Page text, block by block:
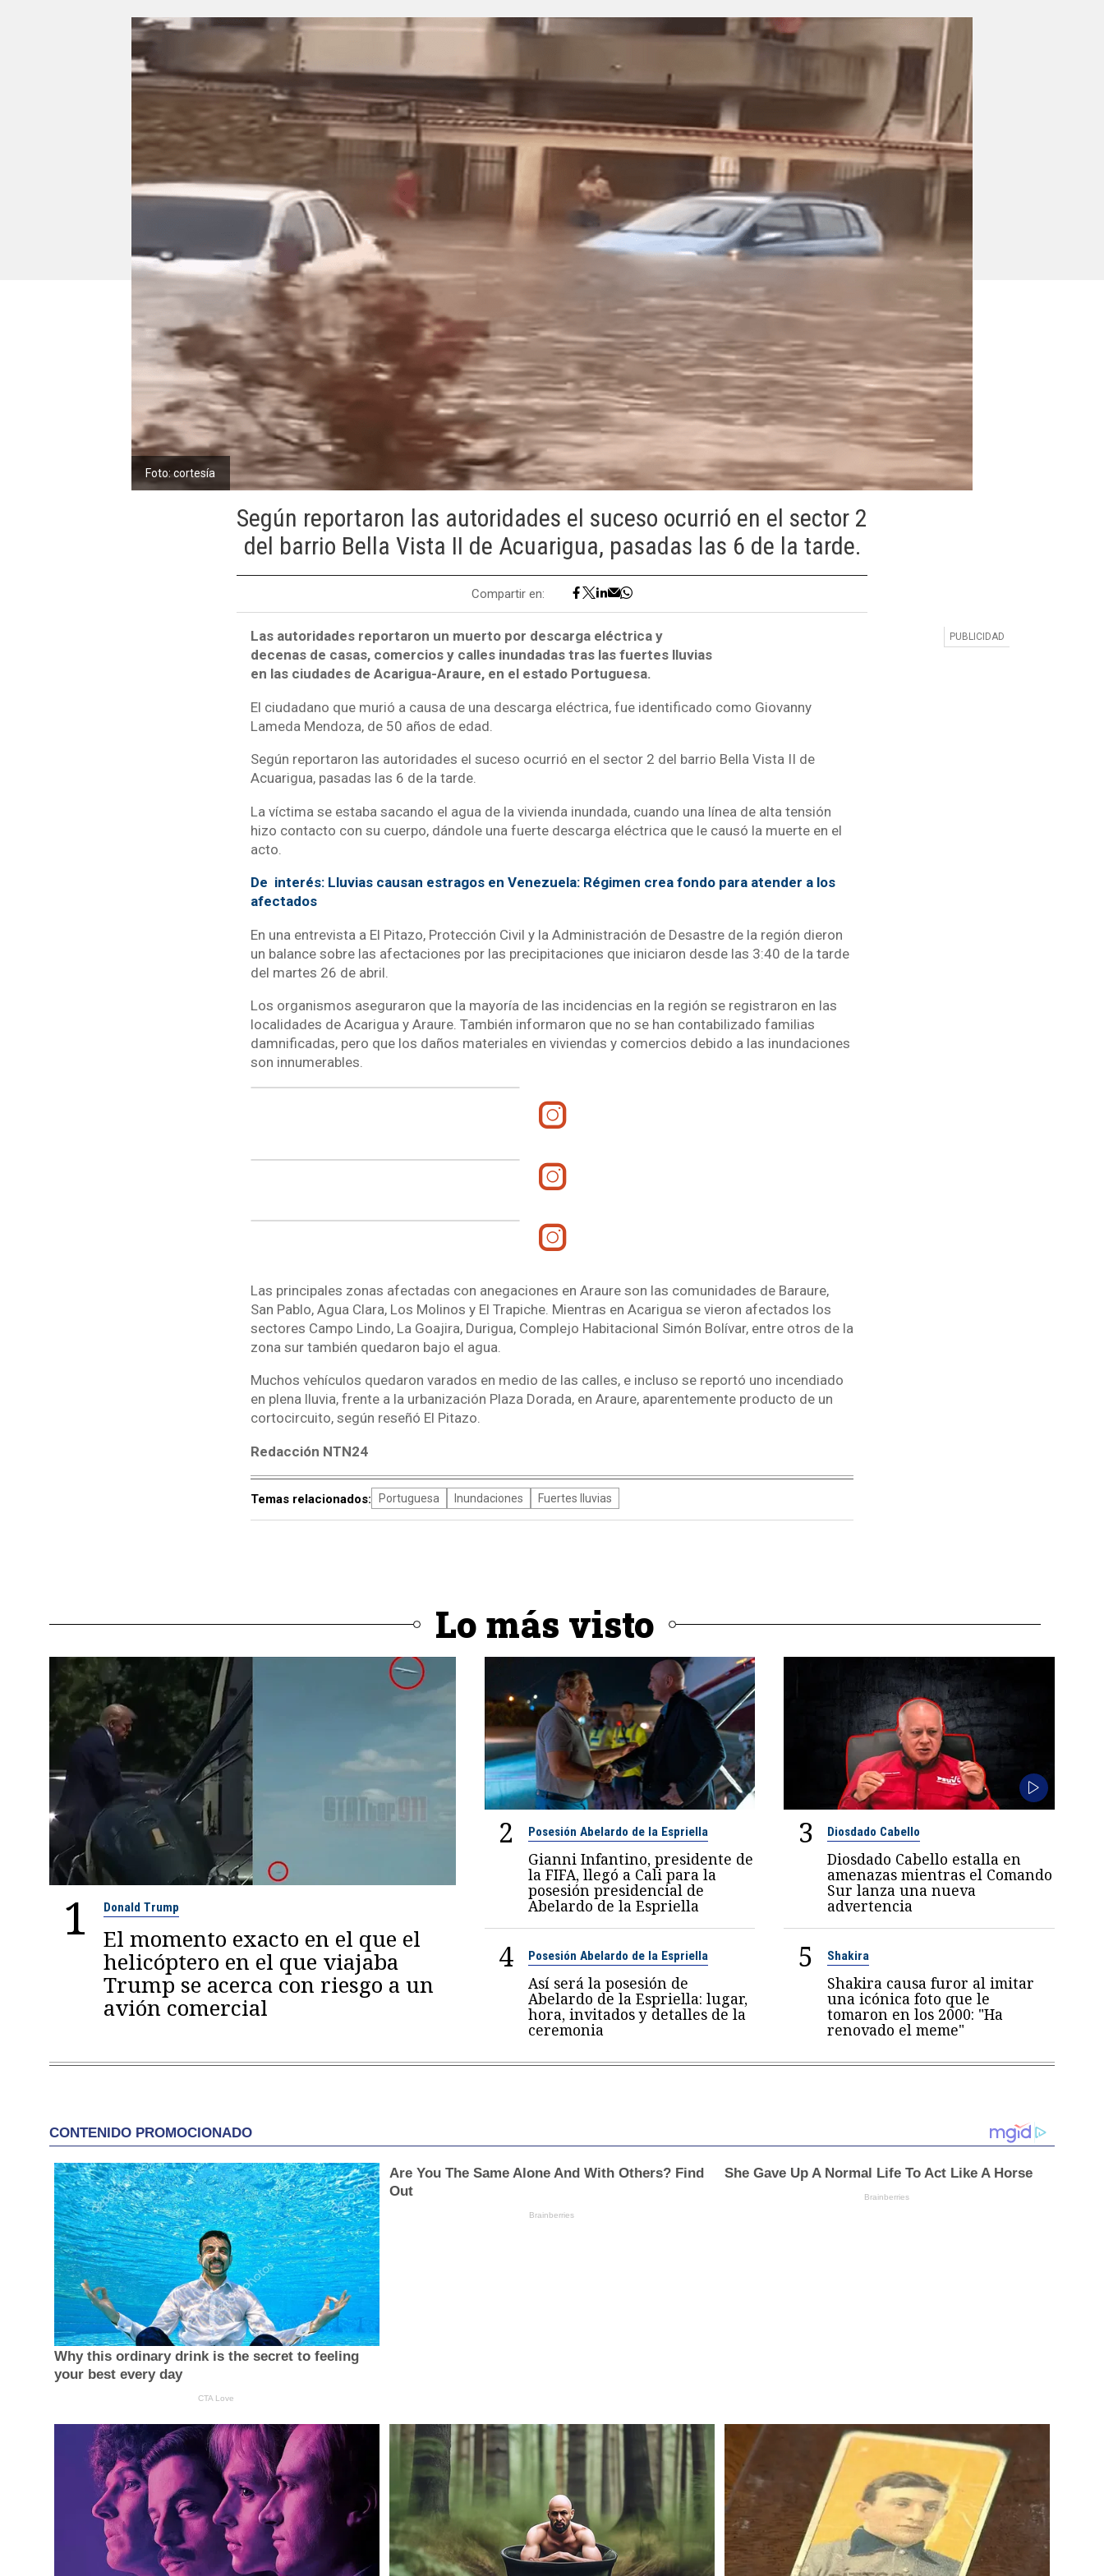
Foto: cortesía
Según reportaron las autoridades el suceso ocurrió en el sector 2
del barrio Bella Vista II de Acuarigua, pasadas las 6 de la tarde.
Compartir en:
Las autoridades reportaron un muerto por descarga eléctrica y
decenas de casas, comercios y calles inundadas tras las fuertes lluvias
en las ciudades de Acarigua-Araure, en el estado Portuguesa.
El ciudadano que murió a causa de una descarga eléctrica, fue identificado como Giovanny
Lameda Mendoza, de 50 años de edad.
Según reportaron las autoridades el suceso ocurrió en el sector 2 del barrio Bella Vista II de
Acuarigua, pasadas las 6 de la tarde.
La víctima se estaba sacando el agua de la vivienda inundada, cuando una línea de alta tensión
hizo contacto con su cuerpo, dándole una fuerte descarga eléctrica que le causó la muerte en el
acto.
De interés: Lluvias causan estragos en Venezuela: Régimen crea fondo para atender a los
afectados
En una entrevista a El Pitazo, Protección Civil y la Administración de Desastre de la región dieron
un balance sobre las afectaciones por las precipitaciones que iniciaron desde las 3:40 de la tarde
del martes 26 de abril.
Los organismos aseguraron que la mayoría de las incidencias en la región se registraron en las
localidades de Acarigua y Araure. También informaron que no se han contabilizado familias
damnificadas, pero que los daños materiales en viviendas y comercios debido a las inundaciones
son innumerables.
Las principales zonas afectadas con anegaciones en Araure son las comunidades de Baraure,
San Pablo, Agua Clara, Los Molinos y El Trapiche. Mientras en Acarigua se vieron afectados los
sectores Campo Lindo, La Goajira, Durigua, Complejo Habitacional Simón Bolívar, entre otros de la
zona sur también quedaron bajo el agua.
Muchos vehículos quedaron varados en medio de las calles, e incluso se reportó uno incendiado
en plena lluvia, frente a la urbanización Plaza Dorada, en Araure, aparentemente producto de un
cortocircuito, según reseñó El Pitazo.
Redacción NTN24
Temas relacionados: Portuguesa Inundaciones Fuertes lluvias
Lo más visto
1 Donald Trump
El momento exacto en el que el
helicóptero en el que viajaba
Trump se acerca con riesgo a un
avión comercial
2 Posesión Abelardo de la Espriella
Gianni Infantino, presidente de
la FIFA, llegó a Cali para la
posesión presidencial de
Abelardo de la Espriella
3 Diosdado Cabello
Diosdado Cabello estalla en
amenazas mientras el Comando
Sur lanza una nueva
advertencia
4 Posesión Abelardo de la Espriella
Así será la posesión de
Abelardo de la Espriella: lugar,
hora, invitados y detalles de la
ceremonia
5 Shakira
Shakira causa furor al imitar
una icónica foto que le
tomaron en los 2000: "Ha
renovado el meme"